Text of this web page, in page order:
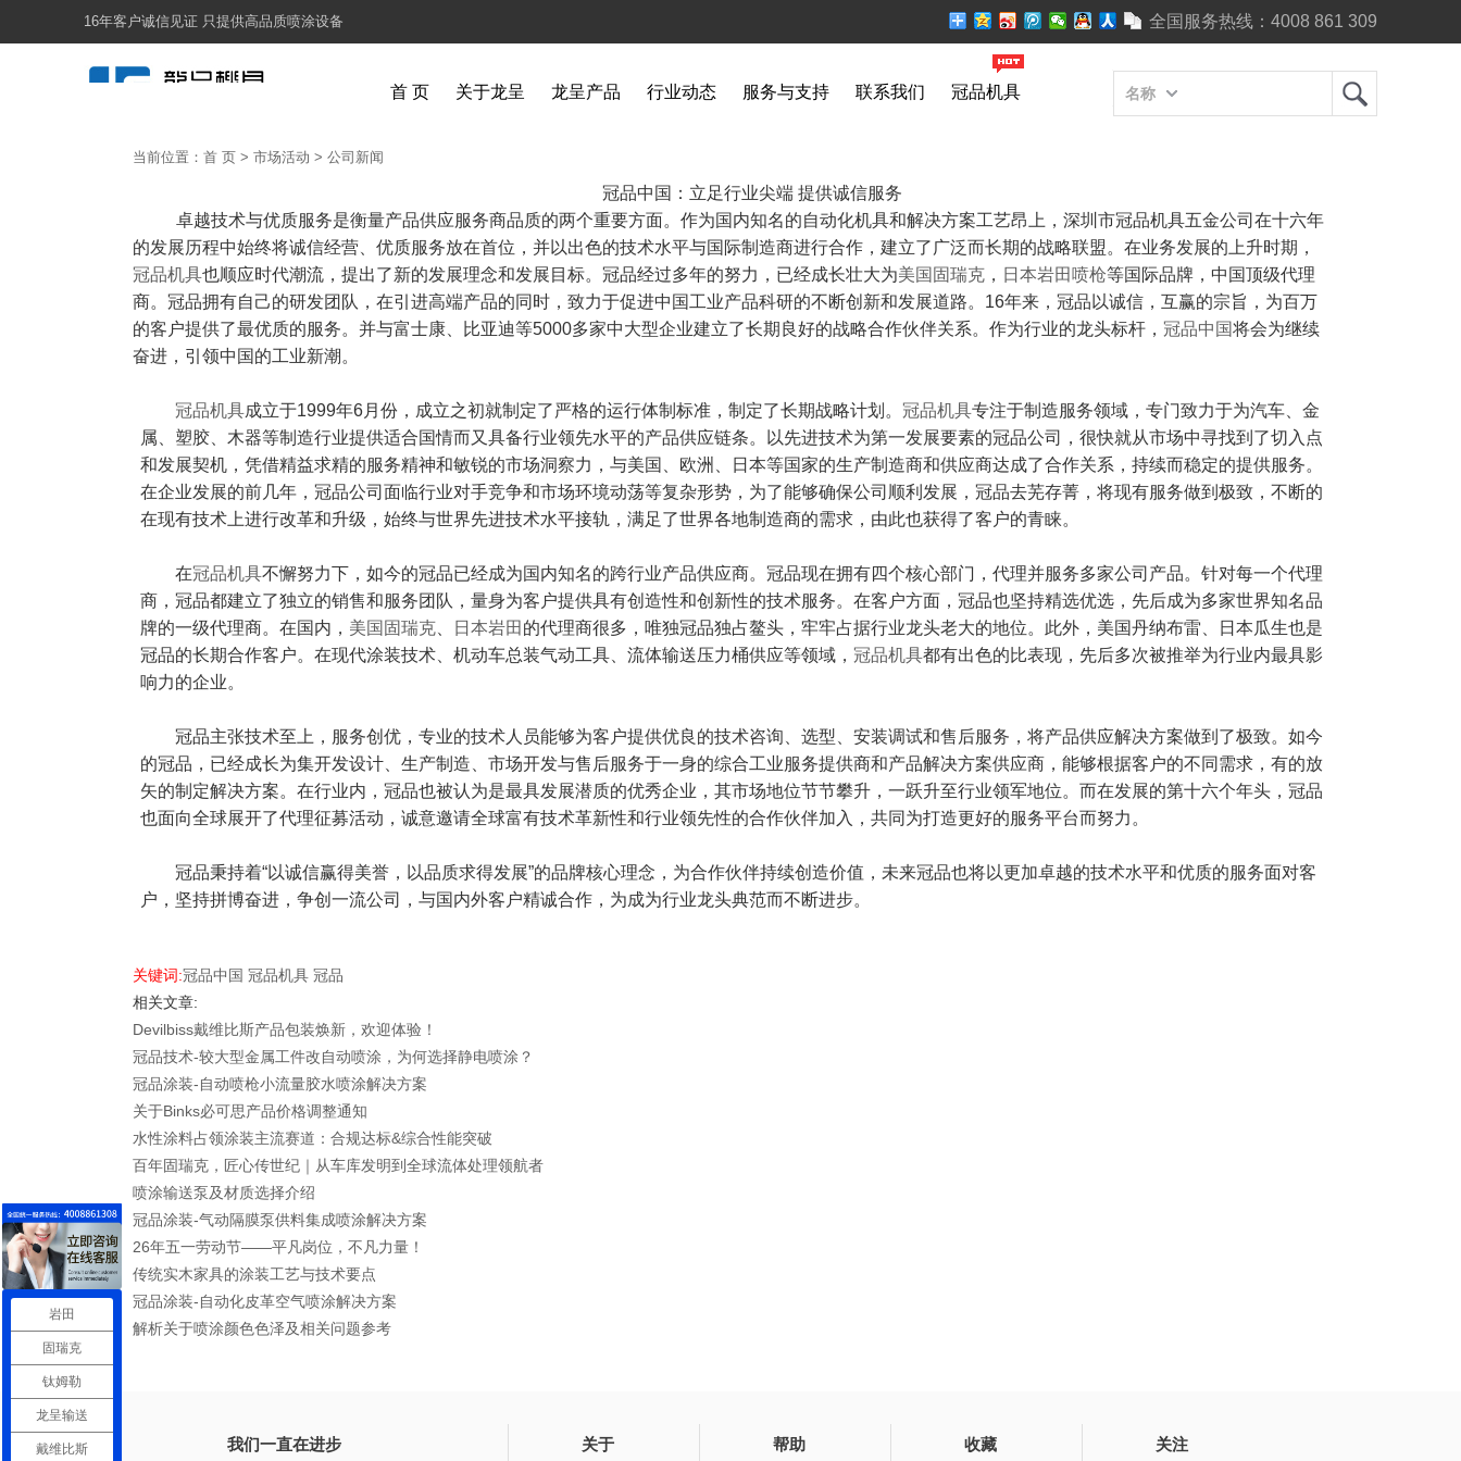
16年客户诚信见证 只提供高品质喷涂设备 全国服务热线： 4008 861 309
首 页 关于龙呈 龙呈产品 行业动态 服务与支持 联系我们 冠品机具 名称
当前位置： 首 页 > 市场活动 > 公司新闻
冠品中国 ：立足行业尖端 提供诚信服务
卓越技术与优质服务是衡量产品供应服务商品质的两个重要方面。作为国内知名的自动化机具和解决方案工艺昂上，深圳市冠品机具五金公司在十六年
的发展历程中始终将诚信经营、优质服务放在首位，并以出色的技术水平与国际制造商进行合作，建立了广泛而长期的战略联盟。在业务发展的上升时期，
冠品机具也顺应时代潮流，提出了新的发展理念和发展目标。冠品经过多年的努力，已经成长壮大为美国固瑞克 ， 日本岩田喷枪等国际品牌，中国顶级代理
商。冠品拥有自己的研发团队，在引进高端产品的同时，致力于促进中国工业产品科研的不断创新和发展道路。 16年来，冠品以诚信，互赢的宗旨，为百万
的客户提供了最优质的服务。并与富士康、比亚迪等5000多家中大型企业建立了长期良好的战略合作伙伴关系。作为行业的龙头标杆， 冠品中国将会为继续
奋进，引领中国的工业新潮。
冠品机具成立于1999年6月份，成立之初就制定了严格的运行体制标准，制定了长期战略计划。 冠品机具专注于制造服务领域，专门致力于为汽车、金
属、塑胶、木器等制造行业提供适合国情而又具备行业领先水平的产品供应链条。以先进技术为第一发展要素的冠品公司，很快就从市场中寻找到了切入点
和发展契机，凭借精益求精的服务精神和敏锐的市场洞察力，与美国、欧洲、日本等国家的生产制造商和供应商达成了合作关系，持续而稳定的提供服务。
在企业发展的前几年，冠品公司面临行业对手竞争和市场环境动荡等复杂形势，为了能够确保公司顺利发展，冠品去芜存菁，将现有服务做到极致，不断的
在现有技术上进行改革和升级，始终与世界先进技术水平接轨，满足了世界各地制造商的需求，由此也获得了客户的青睐。
在冠品机具不懈努力下，如今的冠品已经成为国内知名的跨行业产品供应商。冠品现在拥有四个核心部门，代理并服务多家公司产品。针对每一个代理
商，冠品都建立了独立的销售和服务团队，量身为客户提供具有创造性和创新性的技术服务。在客户方面，冠品也坚持精选优选，先后成为多家世界知名品
牌的一级代理商。在国内， 美国固瑞克 日本岩田 的代理商很多，唯独冠品独占鳌头，牢牢占据行业龙头老大的地位。此外，美国丹纳布雷、日本瓜生也是
冠品的长期合作客户。在现代涂装技术、机动车总装气动工具、流体输送压力桶供应等领域， 冠品机具都有出色的比表现，先后多次被推举为行业内最具影
响力的企业。
冠品主张技术至上，服务创优，专业的技术人员能够为客户提供优良的技术咨询、选型、安装调试和售后服务，将产品供应解决方案做到了极致。如今
的冠品，已经成长为集开发设计、生产制造、市场开发与售后服务于一身的综合工业服务提供商和产品解决方案供应商，能够根据客户的不同需求，有的放
矢的制定解决方案。在行业内，冠品也被认为是最具发展潜质的优秀企业，其市场地位节节攀升，一跃升至行业领军地位。而在发展的第十六个年头，冠品
也面向全球展开了代理征募活动，诚意邀请全球富有技术革新性和行业领先性的合作伙伴加入，共同为打造更好的服务平台而努力。
冠品秉持着“以诚信赢得美誉，以品质求得发展”的品牌核心理念，为合作伙伴持续创造价值，未来冠品也将以更加卓越的技术水平和优质的服务面对客
户，坚持拼博奋进，争创一流公司，与国内外客户精诚合作，为成为行业龙头典范而不断进步。
关键词:冠品中国 冠品机具 冠品
相关文章:
Devilbiss戴维比斯产品包装焕新，欢迎体验！
冠品技术-较大型金属工件改自动喷涂，为何选择静电喷涂？
冠品涂装-自动喷枪小流量胶水喷涂解决方案
关于Binks必可思产品价格调整通知
水性涂料占领涂装主流赛道：合规达标&综合性能突破
百年固瑞克，匠心传世纪｜从车库发明到全球流体处理领航者
喷涂输送泵及材质选择介绍
冠品涂装-气动隔膜泵供料集成喷涂解决方案
26年五一劳动节——平凡岗位，不凡力量！
传统实木家具的涂装工艺与技术要点
冠品涂装-自动化皮革空气喷涂解决方案
解析关于喷涂颜色色泽及相关问题参考
我们一直在进步 关于 帮助 收藏 关注
岩田
固瑞克
钛姆勒
龙呈输送
戴维比斯